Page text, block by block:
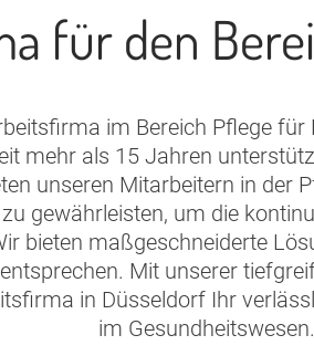
für den
im Bereich Pflege
mehr als 15 Jahren
unseren Mitarbeitern in der
gewährleisten, um die
bieten maßgeschneiderte
Mit unserer
in Düsseldorf Ihr
im Gesundheitswesen.